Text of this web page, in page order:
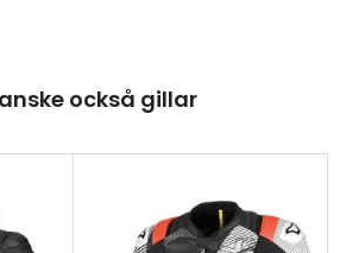
också gillar